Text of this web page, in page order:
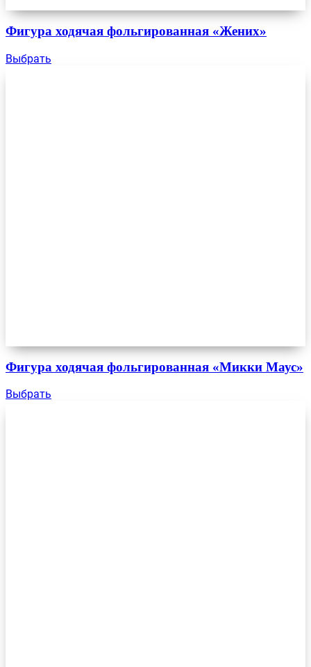
Фигура ходячая фольгированная «Жених»
Выбрать
Фигура ходячая фольгированная «Микки Маус»
Выбрать